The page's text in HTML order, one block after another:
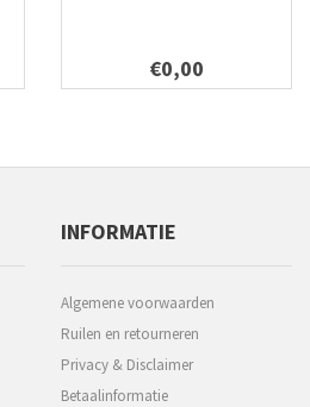
€0,00
INFORMATIE
Algemene voorwaarden
Ruilen en retourneren
Privacy & Disclaimer
Betaalinformatie